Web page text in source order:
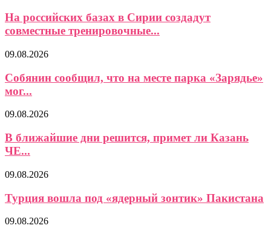
На российских базах в Сирии создадут
совместные тренировочные...
09.08.2026
Собянин сообщил, что на месте парка «Зарядье»
мог...
09.08.2026
В ближайшие дни решится, примет ли Казань
ЧЕ...
09.08.2026
Турция вошла под «ядерный зонтик» Пакистана
09.08.2026